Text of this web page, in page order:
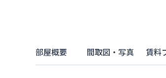
部屋概要 間取図・写真 賃料